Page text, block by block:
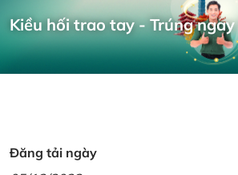
Kiều hối trao tay - Trúng
Đăng tải ngày